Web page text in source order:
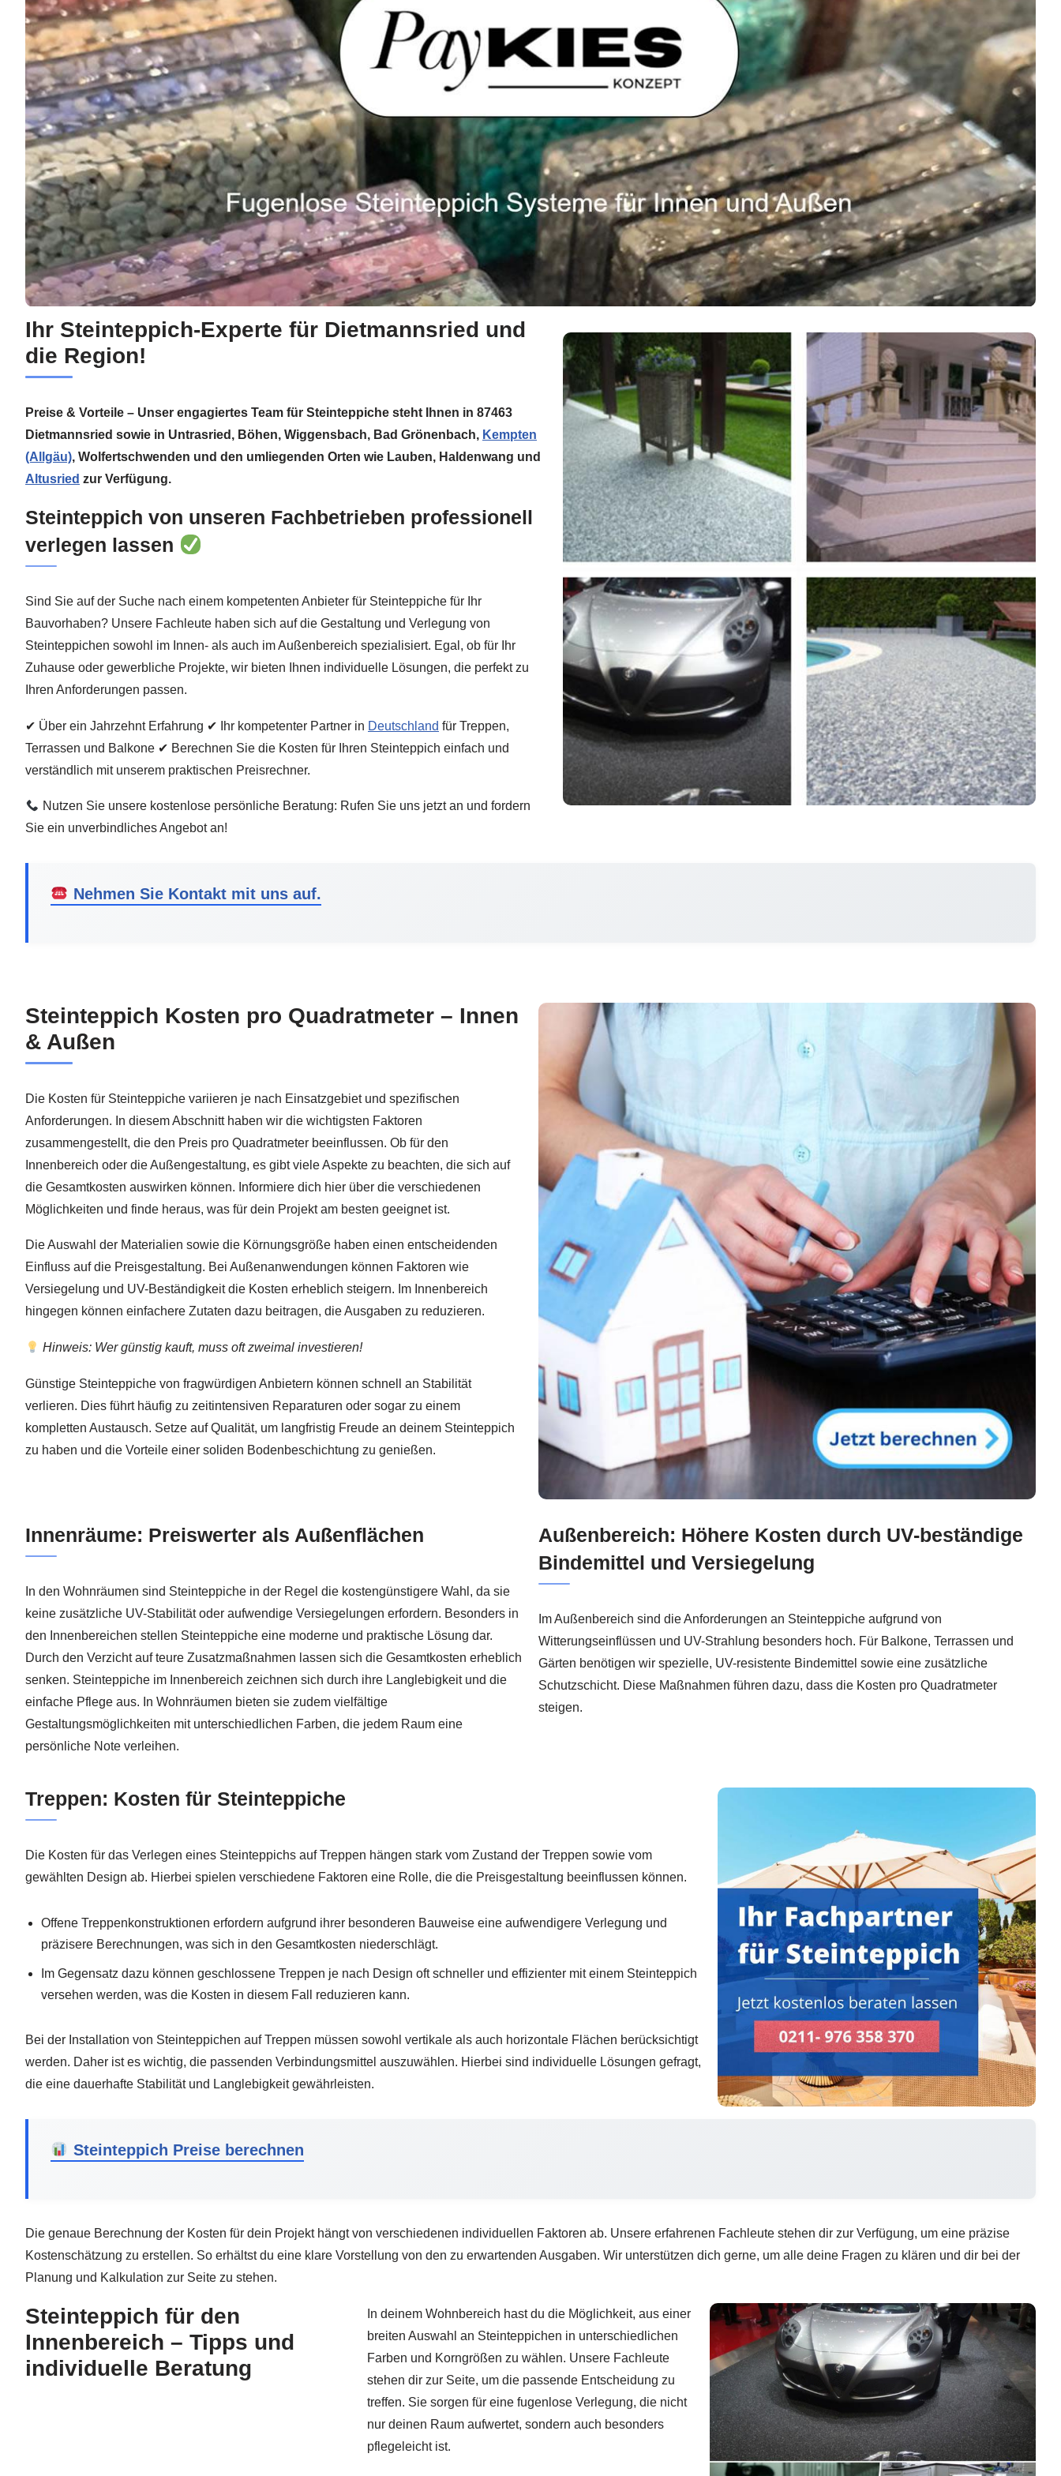
Ihr Steinteppich-Experte für Dietmannsried und
die Region!
Preise & Vorteile – Unser engagiertes Team für Steinteppiche steht Ihnen in 87463
Dietmannsried sowie in Untrasried, Böhen, Wiggensbach, Bad Grönenbach, Kempten
(Allgäu), Wolfertschwenden und den umliegenden Orten wie Lauben, Haldenwang und
Altusried zur Verfügung.
Steinteppich von unseren Fachbetrieben professionell
verlegen lassen
Sind Sie auf der Suche nach einem kompetenten Anbieter für Steinteppiche für Ihr
Bauvorhaben? Unsere Fachleute haben sich auf die Gestaltung und Verlegung von
Steinteppichen sowohl im Innen- als auch im Außenbereich spezialisiert. Egal, ob für Ihr
Zuhause oder gewerbliche Projekte, wir bieten Ihnen individuelle Lösungen, die perfekt zu
Ihren Anforderungen passen.
✔ Über ein Jahrzehnt Erfahrung ✔ Ihr kompetenter Partner in Deutschland für Treppen,
Terrassen und Balkone ✔ Berechnen Sie die Kosten für Ihren Steinteppich einfach und
verständlich mit unserem praktischen Preisrechner.
Nutzen Sie unsere kostenlose persönliche Beratung: Rufen Sie uns jetzt an und fordern
Sie ein unverbindliches Angebot an!
Nehmen Sie Kontakt mit uns auf.
Steinteppich Kosten pro Quadratmeter – Innen
& Außen
Die Kosten für Steinteppiche variieren je nach Einsatzgebiet und spezifischen
Anforderungen. In diesem Abschnitt haben wir die wichtigsten Faktoren
zusammengestellt, die den Preis pro Quadratmeter beeinflussen. Ob für den
Innenbereich oder die Außengestaltung, es gibt viele Aspekte zu beachten, die sich auf
die Gesamtkosten auswirken können. Informiere dich hier über die verschiedenen
Möglichkeiten und finde heraus, was für dein Projekt am besten geeignet ist.
Die Auswahl der Materialien sowie die Körnungsgröße haben einen entscheidenden
Einfluss auf die Preisgestaltung. Bei Außenanwendungen können Faktoren wie
Versiegelung und UV-Beständigkeit die Kosten erheblich steigern. Im Innenbereich
hingegen können einfachere Zutaten dazu beitragen, die Ausgaben zu reduzieren.
Hinweis: Wer günstig kauft, muss oft zweimal investieren!
Günstige Steinteppiche von fragwürdigen Anbietern können schnell an Stabilität
verlieren. Dies führt häufig zu zeitintensiven Reparaturen oder sogar zu einem
kompletten Austausch. Setze auf Qualität, um langfristig Freude an deinem Steinteppich
zu haben und die Vorteile einer soliden Bodenbeschichtung zu genießen.
Innenräume: Preiswerter als Außenflächen
In den Wohnräumen sind Steinteppiche in der Regel die kostengünstigere Wahl, da sie
keine zusätzliche UV-Stabilität oder aufwendige Versiegelungen erfordern. Besonders in
den Innenbereichen stellen Steinteppiche eine moderne und praktische Lösung dar.
Durch den Verzicht auf teure Zusatzmaßnahmen lassen sich die Gesamtkosten erheblich
senken. Steinteppiche im Innenbereich zeichnen sich durch ihre Langlebigkeit und die
einfache Pflege aus. In Wohnräumen bieten sie zudem vielfältige
Gestaltungsmöglichkeiten mit unterschiedlichen Farben, die jedem Raum eine
persönliche Note verleihen.
Außenbereich: Höhere Kosten durch UV-beständige
Bindemittel und Versiegelung
Im Außenbereich sind die Anforderungen an Steinteppiche aufgrund von
Witterungseinflüssen und UV-Strahlung besonders hoch. Für Balkone, Terrassen und
Gärten benötigen wir spezielle, UV-resistente Bindemittel sowie eine zusätzliche
Schutzschicht. Diese Maßnahmen führen dazu, dass die Kosten pro Quadratmeter
steigen.
Treppen: Kosten für Steinteppiche
Die Kosten für das Verlegen eines Steinteppichs auf Treppen hängen stark vom Zustand der Treppen sowie vom
gewählten Design ab. Hierbei spielen verschiedene Faktoren eine Rolle, die die Preisgestaltung beeinflussen können.
Offene Treppenkonstruktionen erfordern aufgrund ihrer besonderen Bauweise eine aufwendigere Verlegung und
präzisere Berechnungen, was sich in den Gesamtkosten niederschlägt.
Im Gegensatz dazu können geschlossene Treppen je nach Design oft schneller und effizienter mit einem Steinteppich
versehen werden, was die Kosten in diesem Fall reduzieren kann.
Bei der Installation von Steinteppichen auf Treppen müssen sowohl vertikale als auch horizontale Flächen berücksichtigt
werden. Daher ist es wichtig, die passenden Verbindungsmittel auszuwählen. Hierbei sind individuelle Lösungen gefragt,
die eine dauerhafte Stabilität und Langlebigkeit gewährleisten.
Steinteppich Preise berechnen
Die genaue Berechnung der Kosten für dein Projekt hängt von verschiedenen individuellen Faktoren ab. Unsere erfahrenen Fachleute stehen dir zur Verfügung, um eine präzise
Kostenschätzung zu erstellen. So erhältst du eine klare Vorstellung von den zu erwartenden Ausgaben. Wir unterstützen dich gerne, um alle deine Fragen zu klären und dir bei der
Planung und Kalkulation zur Seite zu stehen.
Steinteppich für den
Innenbereich – Tipps und
individuelle Beratung
In deinem Wohnbereich hast du die Möglichkeit, aus einer
breiten Auswahl an Steinteppichen in unterschiedlichen
Farben und Korngrößen zu wählen. Unsere Fachleute
stehen dir zur Seite, um die passende Entscheidung zu
treffen. Sie sorgen für eine fugenlose Verlegung, die nicht
nur deinen Raum aufwertet, sondern auch besonders
pflegeleicht ist.